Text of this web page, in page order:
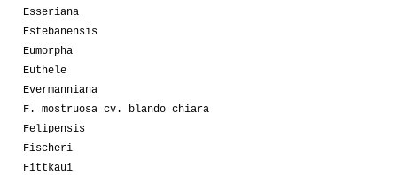
Esseriana
Estebanensis
Eumorpha
Euthele
Evermanniana
F. mostruosa cv. blando chiara
Felipensis
Fischeri
Fittkaui